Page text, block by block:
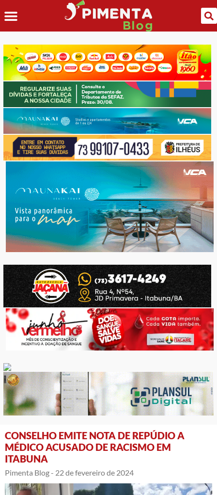
CONSELHO EMITE NOTA DE REPÚDIO A
MÉDICO ACUSADO DE RACISMO EM
ITABUNA
Pimenta Blog - 22 de fevereiro de 2024